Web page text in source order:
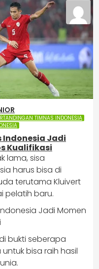
TIMNAS INDONESIA
Indonesia Jadi
Kualifikasi
lama, sisa
harus bisa di
terutama Kluivert
pelatih baru.
bukti seberapa
bisa raih hasil